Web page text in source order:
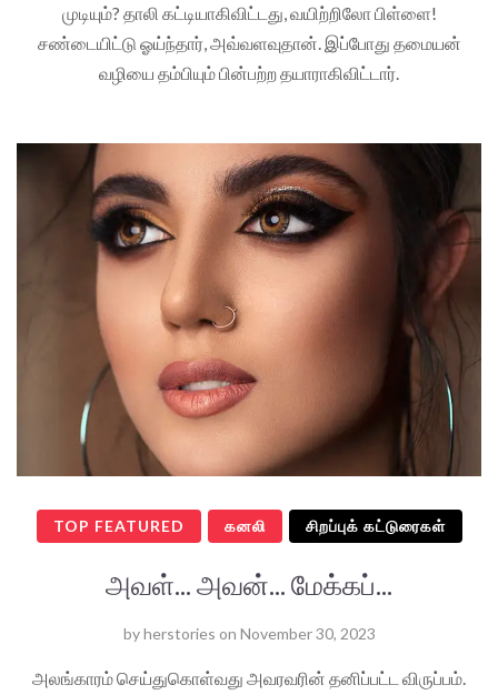
முடியும்? தாலி கட்டியாகிவிட்டது, வயிற்றிலோ பிள்ளை!
சண்டையிட்டு ஓய்ந்தார், அவ்வளவுதான். இப்போது தமையன்
வழியை தம்பியும் பின்பற்ற தயாராகிவிட்டார்.
TOP FEATURED கனலி சிறப்புக் கட்டுரைகள்
அவள்... அவன்... மேக்கப்...
byherstories on November 30, 2023
அலங்காரம் செய்துகொள்வது அவரவரின் தனிப்பட்ட விருப்பம்.